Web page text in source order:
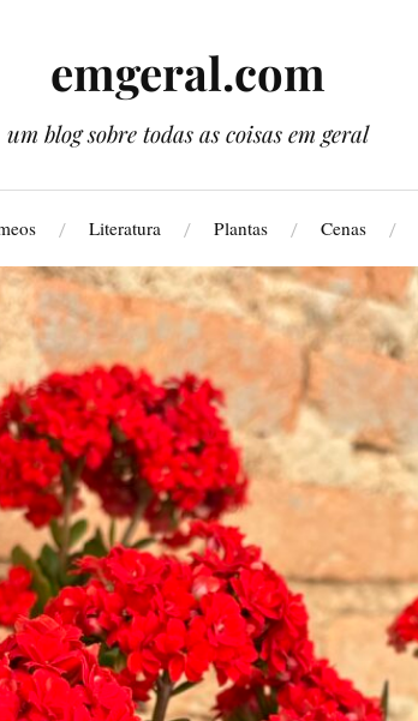
emgeral.com
um blog sobre todas as coisas em geral
Literatura Plantas Cenas